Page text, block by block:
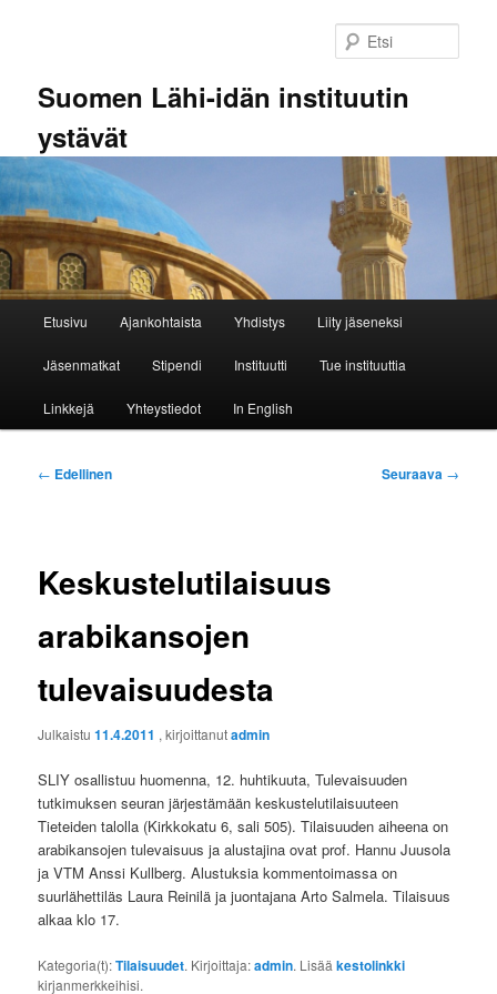
Suomen Lähi-idän instituutin
ystävät
Etusivu Ajankohtaista Yhdistys Liity jäseneksi
Jäsenmatkat Stipendi Instituutti Tue instituuttia
Linkkejä Yhteystiedot In English
Artikkelien
← Edellinen Seuraava →
Keskustelutilaisuus
arabikansojen
tulevaisuudesta
Julkaistu11.4.2011 , kirjoittanutadmin
SLIY osallistuu huomenna, 12. huhtikuuta, Tulevaisuuden
tutkimuksen seuran järjestämään keskustelutilaisuuteen
Tieteiden talolla (Kirkkokatu 6, sali 505). Tilaisuuden aiheena on
arabikansojen tulevaisuus ja alustajina ovat prof. Hannu Juusola
ja VTM Anssi Kullberg. Alustuksia kommentoimassa on
suurlähettiläs Laura Reinilä ja juontajana Arto Salmela. Tilaisuus
alkaa klo 17.
Kategoria(t):Tilaisuudet. Kirjoittaja:admin. Lisääkestolinkki
kirjanmerkkeihisi.